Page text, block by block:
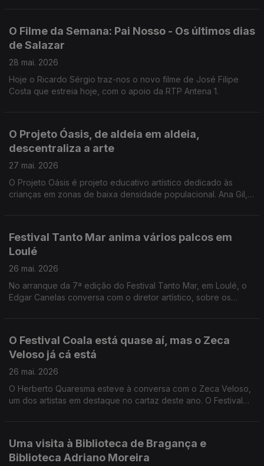
O Filme da Semana: Pai Nosso - Os últimos dias
de Salazar
28 mai. 2026
Hoje o Ricardo Sérgio traz-nos o novo filme de José Filipe
Costa que estreia hoje, com o apoio da RTP Antena 1.
O Projeto Óasis, de aldeia em aldeia,
descentraliza a arte
27 mai. 2026
O Projeto Oásis é projeto educativo artístico dedicado às
crianças em zonas de baixa densidade populacional. Ana Gil,
Festival Tanto Mar anima vários palcos em
Loulé
26 mai. 2026
No arranque da 7ª edição do Festival Tanto Mar, em Loulé, o
Edgar Canelas conversa com o diretor artístico, sobre os
O Festival Coala está quase aí, mas o Zeca
Veloso já cá está
26 mai. 2026
O Herberto Quaresma esteve à conversa com o Zeca Veloso,
um dos artistas em destaque no cartaz deste ano. O Festival
Uma visita à Biblioteca de Bragança e
Biblioteca Adriano Moreira